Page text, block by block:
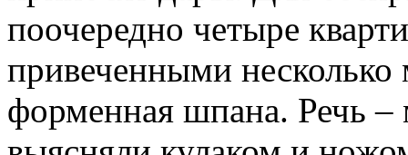
поочередно четыре
привеченными
форменная шпана. Речь –